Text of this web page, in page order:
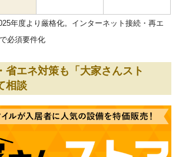
年度より厳格化。インターネット接続・再エ
必須要件化
省エネ対策も「大家さんスト
相談